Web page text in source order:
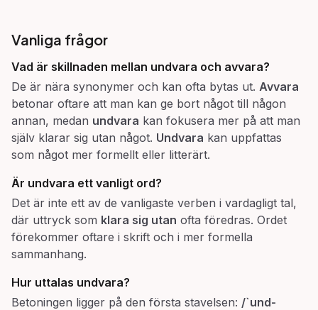
Vanliga frågor
Vad är skillnaden mellan undvara och avvara?
De är nära synonymer och kan ofta bytas ut. Avvara
betonar oftare att man kan ge bort något till någon
annan, medan undvara kan fokusera mer på att man
själv klarar sig utan något. Undvara kan uppfattas
som något mer formellt eller litterärt.
Är undvara ett vanligt ord?
Det är inte ett av de vanligaste verben i vardagligt tal,
där uttryck som klara sig utan ofta föredras. Ordet
förekommer oftare i skrift och i mer formella
sammanhang.
Hur uttalas undvara?
Betoningen ligger på den första stavelsen: /`und-